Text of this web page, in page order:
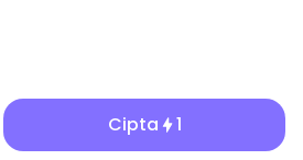
Cipta 1